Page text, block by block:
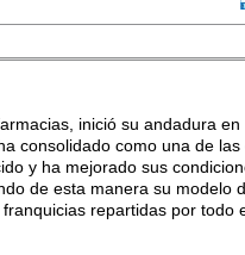
inició su andadura
consolidado como una de
y ha mejorado sus
de esta manera su modelo
repartidas por